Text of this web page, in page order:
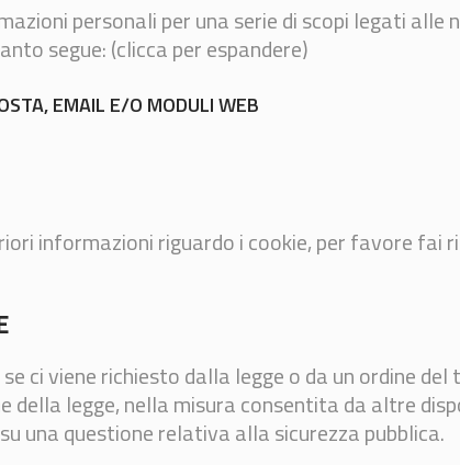
personali per una serie di scopi legati alle
segue: (clicca per espandere)
EMAIL E/O MODULI WEB
informazioni riguardo i cookie, per favore fai
ci viene richiesto dalla legge o da un ordine
legge, nella misura consentita da altre
una questione relativa alla sicurezza pubblica.